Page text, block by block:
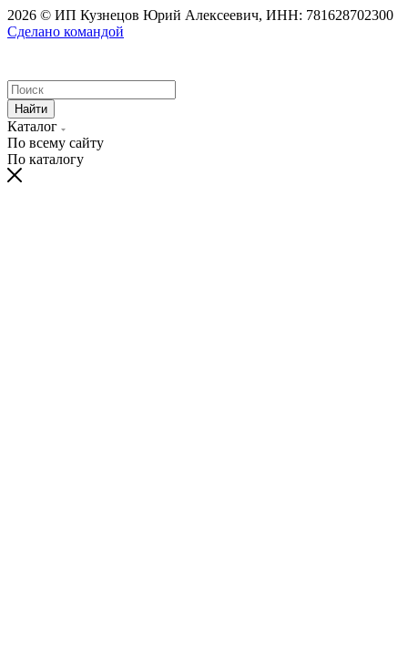
2026 © ИП Кузнецов Юрий Алексеевич, ИНН: 781628702300
Сделано командой
Найти
Каталог
По всему сайту
По каталогу